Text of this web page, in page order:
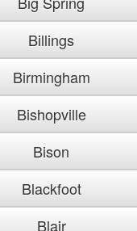
Billings
Birmingham
Bishopville
Bison
Blackfoot
Blair